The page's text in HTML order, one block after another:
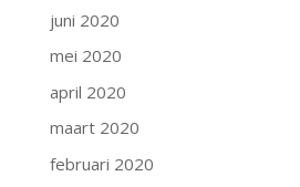
juni 2020
mei 2020
april 2020
maart 2020
februari 2020